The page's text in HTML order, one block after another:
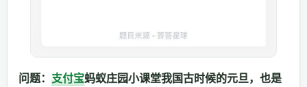
问题： 支付宝蚂蚁庄园小课堂我国古时候的元旦，也是